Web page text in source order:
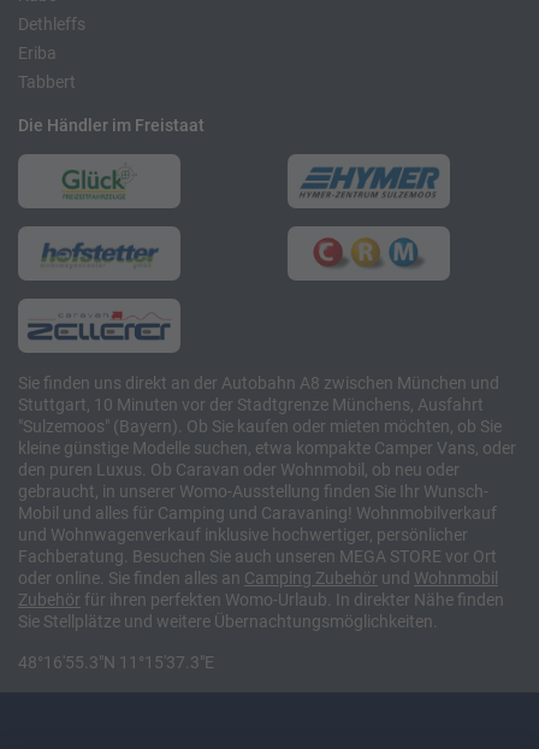
Dethleffs
Eriba
Tabbert
Die Händler im Freistaat
Sie finden uns direkt an der Autobahn A8 zwischen München und
Stuttgart, 10 Minuten vor der Stadtgrenze Münchens, Ausfahrt
"Sulzemoos" (Bayern). Ob Sie kaufen oder mieten möchten, ob Sie
kleine günstige Modelle suchen, etwa kompakte Camper Vans, oder
den puren Luxus. Ob Caravan oder Wohnmobil, ob neu oder
gebraucht, in unserer Womo-Ausstellung finden Sie Ihr Wunsch-
Mobil und alles für Camping und Caravaning! Wohnmobilverkauf
und Wohnwagenverkauf inklusive hochwertiger, persönlicher
Fachberatung. Besuchen Sie auch unseren MEGA STORE vor Ort
oder online. Sie finden alles an Camping Zubehör und Wohnmobil
Zubehör für ihren perfekten Womo-Urlaub. In direkter Nähe finden
Sie Stellplätze und weitere Übernachtungsmöglichkeiten.
48°16'55.3"N 11°15'37.3"E